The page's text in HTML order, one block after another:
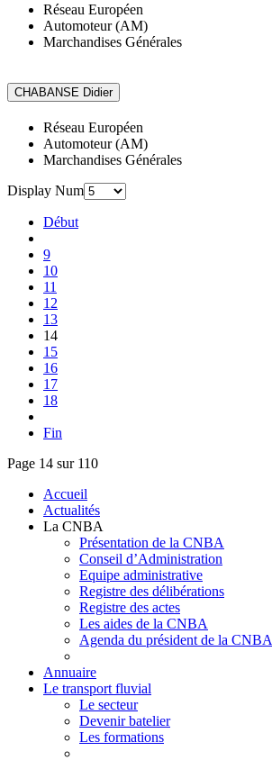
Réseau Européen
Automoteur (AM)
Marchandises Générales
Réseau Européen
Automoteur (AM)
Marchandises Générales
Display Num
Début
9
10
11
12
13
14
15
16
17
18
Fin
Page 14 sur 110
Accueil
Actualités
La CNBA
Présentation de la CNBA
Conseil d’Administration
Equipe administrative
Registre des délibérations
Registre des actes
Les aides de la CNBA
Agenda du président de la CNBA
Annuaire
Le transport fluvial
Le secteur
Devenir batelier
Les formations